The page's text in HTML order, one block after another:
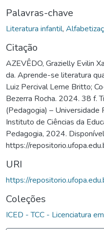
Palavras-chave
Literatura infantil,
Citação
AZEVÊDO, Grazielly Evilin
da. Aprende-se literatura
Luiz Percival Leme Britto;
Bezerra Rocha. 2024. 38 f.
(Pedagogia) – Universidade
Instituto de Ciências da
Pedagogia, 2024.
https://
URI
https://
Coleções
ICED - TCC - Licenciatura